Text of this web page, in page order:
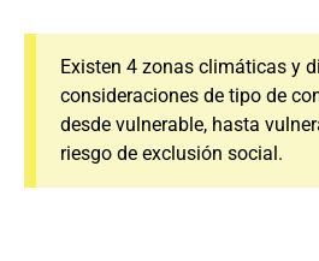
Existen 4 zonas climáticas y
consideraciones de tipo de
desde vulnerable, hasta
riesgo de exclusión social.